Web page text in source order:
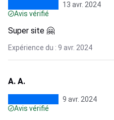
13 avr. 2024
Avis vérifié
Super site 🤗
Expérience du : 9 avr. 2024
A. A.
9 avr. 2024
Avis vérifié